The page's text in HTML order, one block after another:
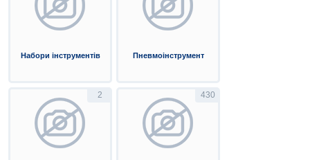
Набори інструментів Пневмоінструмент
2 430